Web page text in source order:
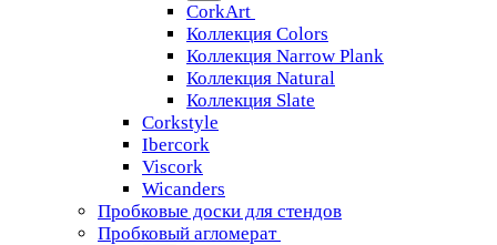
CorkArt
Коллекция Colors
Коллекция Narrow Plank
Коллекция Natural
Коллекция Slate
Corkstyle
Ibercork
Viscork
Wicanders
Пробковые доски для стендов
Пробковый агломерат